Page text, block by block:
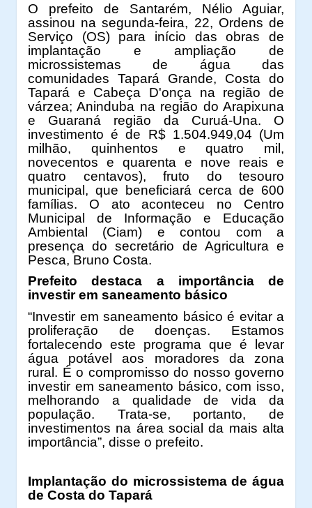
O prefeito de Santarém, Nélio Aguiar,
assinou na segunda-feira, 22, Ordens de
Serviço (OS) para início das obras de
implantação e ampliação de
microssistemas de água das
comunidades Tapará Grande, Costa do
Tapará e Cabeça D'onça na região de
várzea; Aninduba na região do Arapixuna
e Guaraná região da Curuá-Una. O
investimento é de R$ 1.504.949,04 (Um
milhão, quinhentos e quatro mil,
novecentos e quarenta e nove reais e
quatro centavos), fruto do tesouro
municipal, que beneficiará cerca de 600
famílias. O ato aconteceu no Centro
Municipal de Informação e Educação
Ambiental (Ciam) e contou com a
presença do secretário de Agricultura e
Pesca, Bruno Costa.
Prefeito destaca a importância de
investir em saneamento básico
“Investir em saneamento básico é evitar a
proliferação de doenças. Estamos
fortalecendo este programa que é levar
água potável aos moradores da zona
rural. É o compromisso do nosso governo
investir em saneamento básico, com isso,
melhorando a qualidade de vida da
população. Trata-se, portanto, de
investimentos na área social da mais alta
importância”, disse o prefeito.
Implantação do microssistema de água
de Costa do Tapará